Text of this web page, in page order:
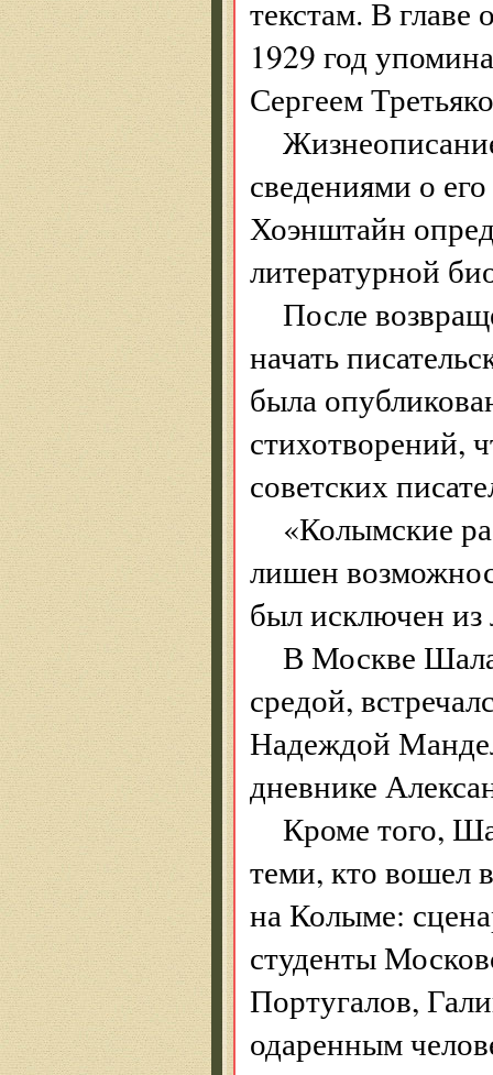
текстам. В
1929 год
Сергеем
сведениями о
Хоэнштайн
литературной
После
начать
была
стихотворений,
советских
«Колымские
лишен
был исключен из
В Москве
средой,
Надеждой
дневнике
Кроме того,
теми, кто вошел
на Колыме:
студенты
Португалов,
одаренным